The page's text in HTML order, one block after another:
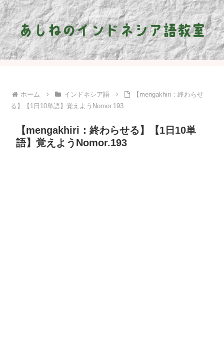
ホーム インドネシア語
【mengakhiri：終わらせ
る】【1日10単語】覚えようNomor.193
【mengakhiri：終わらせる】【1日10単
語】覚えようNomor.193